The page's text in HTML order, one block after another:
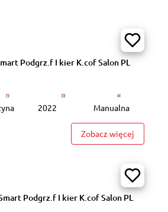
Podgrz.f I kier K.cof Salon PL
2022 Manualna
Zobacz więcej
Podgrz.f I kier K.cof Salon PL